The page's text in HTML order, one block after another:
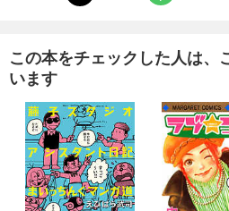
この本をチェックした人は、
います